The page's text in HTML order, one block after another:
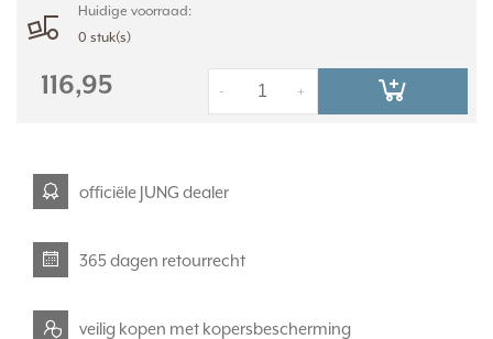
Huidige voorraad:
0 stuk(s)
116,95 +
-
officiële JUNG dealer
365 dagen retourrecht
veilig kopen met kopersbescherming